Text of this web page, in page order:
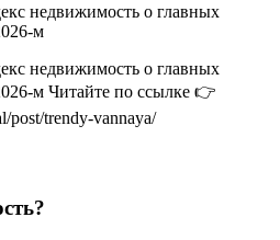
недвижимость о главных
м
недвижимость о главных
м Читайте по ссылке 👉
post/trendy-vannaya/